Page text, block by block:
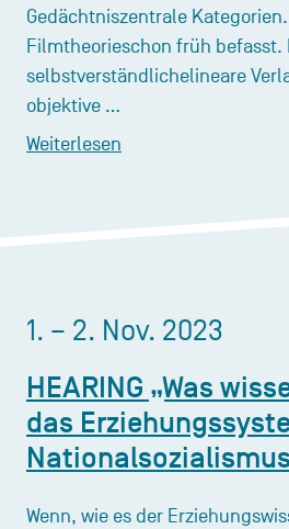
Gedächtniszentrale
Filmtheorieschon früh befasst.
selbstverständlichelineare
objektive …
Weiterlesen
1. – 2. Nov. 2023
HEARING „Was
das
Wenn, wie es der